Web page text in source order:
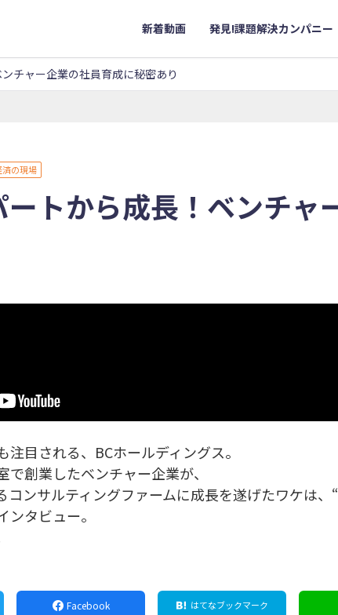
新着動画 発見!課題解決カンパニー
チャー企業の社員育成に秘密あり
の現場
ートから成長！ベンチャ
注目される、BCホールディングス。
で創業したベンチャー企業が、
コンサルティングファームに成長を遂げたワケは、
タビュー。
Facebook はてなブックマーク